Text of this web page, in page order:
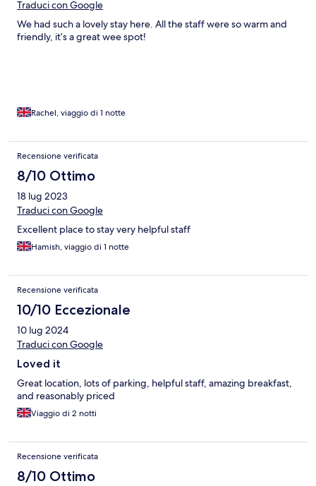
Traduci con Google
We had such a lovely stay here. All the staff were so warm and
friendly, it’s a great wee spot!
Rachel, viaggio di 1 notte
Recensione verificata
8/10 Ottimo
18 lug 2023
Traduci con Google
Excellent place to stay very helpful staff
Hamish, viaggio di 1 notte
Recensione verificata
10/10 Eccezionale
10 lug 2024
Traduci con Google
Loved it
Great location, lots of parking, helpful staff, amazing breakfast,
and reasonably priced
Viaggio di 2 notti
Recensione verificata
8/10 Ottimo